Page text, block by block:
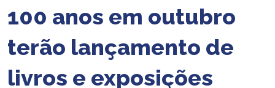
100 anos em outubro
terão lançamento de
livros e exposições